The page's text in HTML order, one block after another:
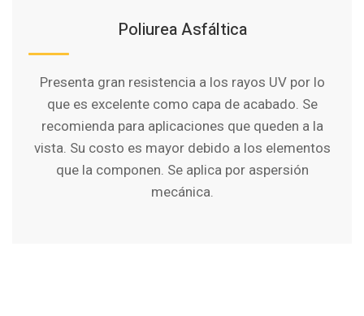
Poliurea Asfáltica
Presenta gran resistencia a los rayos UV por lo
que es excelente como capa de acabado. Se
recomienda para aplicaciones que queden a la
vista. Su costo es mayor debido a los elementos
que la componen. Se aplica por aspersión
mecánica.